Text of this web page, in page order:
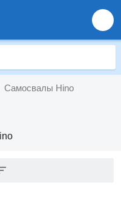
Самосвалы Hino